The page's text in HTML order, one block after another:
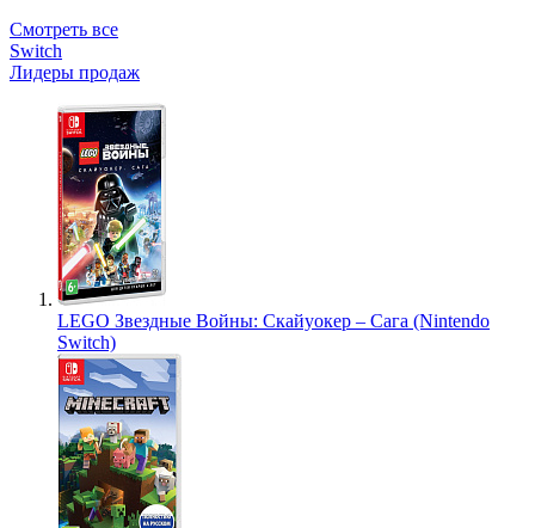
Смотреть все
Switch
Лидеры продаж
LEGO Звездные Войны: Скайуокер – Сага (Nintendo
Switch)